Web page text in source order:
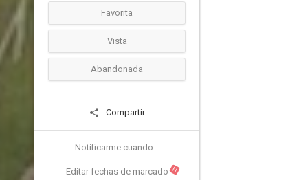
Favorita
Vista
Abandonada
Compartir
Notificarme cuando...
Editar fechas de marcado N